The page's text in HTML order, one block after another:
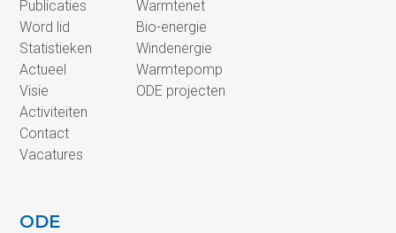
Publicaties
Word lid
Statistieken
Actueel
Visie
Activiteiten
Contact
Vacatures
Warmtenet
Bio-energie
Windenergie
Warmtepomp
ODE projecten
ODE